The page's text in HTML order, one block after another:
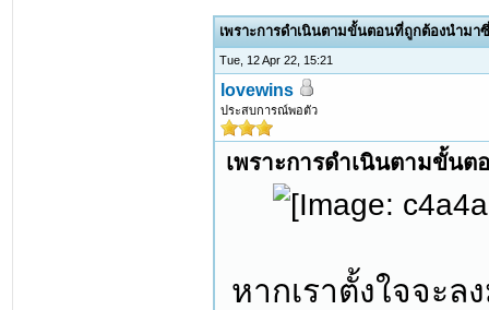
เพราะการดำเนินตามขั้นตอนที่ถูกต้องนำมา
Tue, 12 Apr 22, 15:21
lovewins
ประสบการณ์พอตัว
เพราะการดำเนินตามขั้น
หากเราตั้งใจจะล